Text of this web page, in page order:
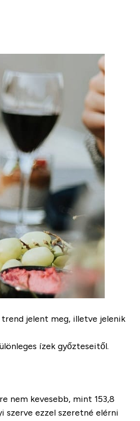
trend jelent meg, illetve jelenik
ízek győzteseitől.
nem kevesebb, mint 153,8
szerve ezzel szeretné elérni